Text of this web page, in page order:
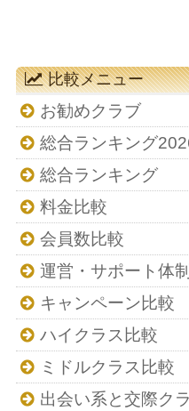
比較メニュー
お勧めクラブ
総合ランキング
総合ランキング
料金比較
会員数比較
運営・サポート体
キャンペーン比較
ハイクラス比較
ミドルクラス比較
出会い系と交際ク